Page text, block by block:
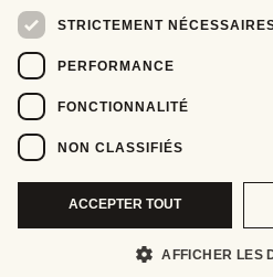
STRICTEMENT
PERFORMANCE
FONCTIONNALITÉ
NON CLASSIFIÉS
ACCEPTER TOUT
AFFICHER LES